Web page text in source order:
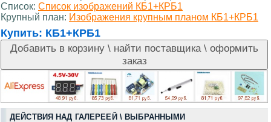
Список: Список изображений КБ1+КРБ1
Крупный план: Изображения крупным планом КБ1+КРБ1
Купить: КБ1+КРБ1
ДЕЙСТВИЯ НАД ГАЛЕРЕЕЙ \ ВЫБРАННЫМИ